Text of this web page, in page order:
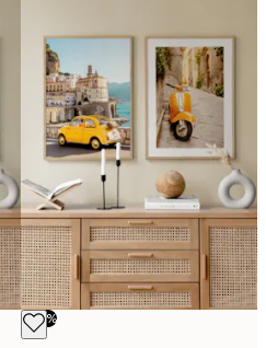
-50%